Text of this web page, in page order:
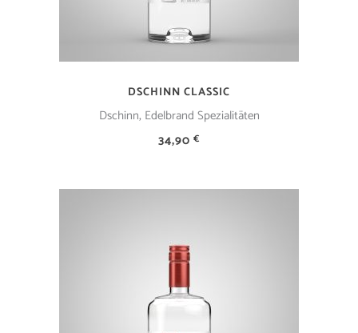
DSCHINN CLASSIC
Dschinn, Edelbrand Spezialitäten
34,90€
IN DEN WARENKORB